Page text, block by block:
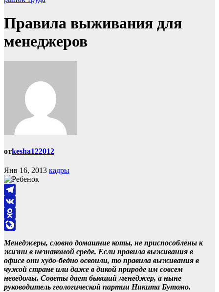
Правила выживания для
менеджеров
отkesha122012
Янв 16, 2013 кадры
Telegram
VK
Odnoklassniki
Менеджеры, словно домашние коты, не приспособлены к
жизни в незнакомой среде. Если правила выживания в
офисе они худо-бедно освоили, то правила выживания в
чужой стране или даже в дикой природе им совсем
неведомы. Советы дает бывший менеджер, а ныне
руководитель геологической партии Никита Бутомо.